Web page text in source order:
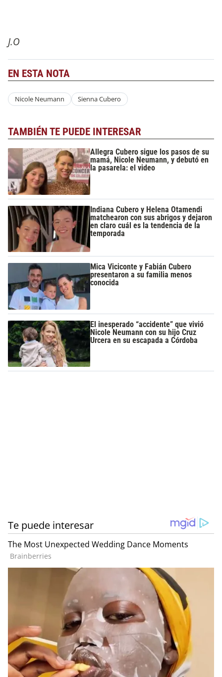
J.O
EN ESTA NOTA
Nicole Neumann Sienna Cubero
TAMBIÉN TE PUEDE INTERESAR
Allegra Cubero sigue los pasos de su
mamá, Nicole Neumann, y debutó en
la pasarela: el video
Indiana Cubero y Helena Otamendi
matchearon con sus abrigos y dejaron
en claro cuál es la tendencia de la
temporada
Mica Viciconte y Fabián Cubero
presentaron a su familia menos
conocida
El inesperado “accidente” que vivió
Nicole Neumann con su hijo Cruz
Urcera en su escapada a Córdoba